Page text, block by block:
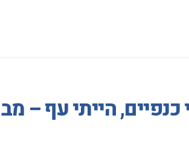
כנפיים, הייתי עף